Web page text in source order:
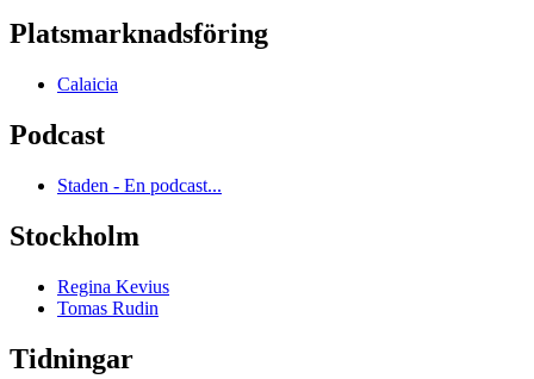
Platsmarknadsföring
Calaicia
Podcast
Staden - En podcast...
Stockholm
Regina Kevius
Tomas Rudin
Tidningar